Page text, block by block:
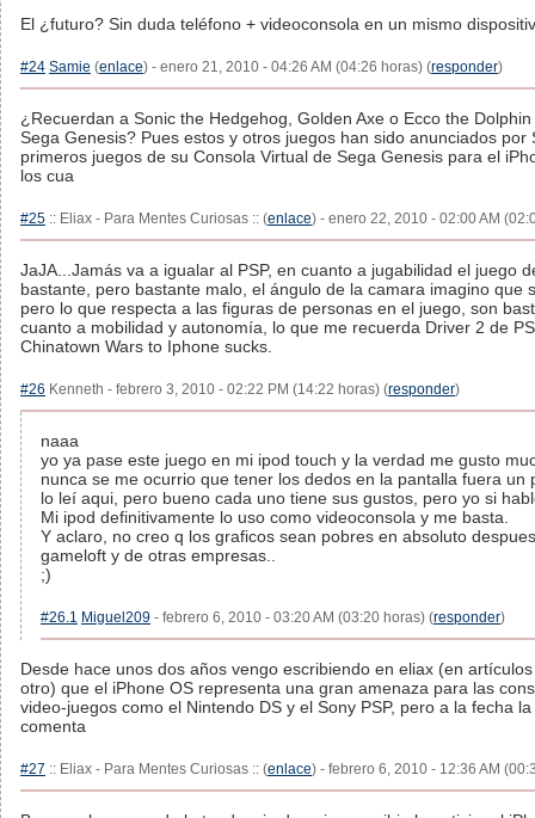
El ¿futuro? Sin duda teléfono + videoconsola en un mismo
#24 Samie (enlace) - enero 21, 2010 - 04:26 AM (04:26 horas) (responder)
¿Recuerdan a Sonic the Hedgehog, Golden Axe o Ecco the
Sega Genesis? Pues estos y otros juegos han sido anunciados por
primeros juegos de su Consola Virtual de Sega Genesis para el
los cua
#25 :: Eliax - Para Mentes Curiosas :: (enlace) - enero 22, 2010 - 02:00 AM
JaJA...Jamás va a igualar al PSP, en cuanto a jugabilidad el juego
bastante, pero bastante malo, el ángulo de la camara imagino que
pero lo que respecta a las figuras de personas en el juego, son
cuanto a mobilidad y autonomía, lo que me recuerda Driver 2 de
Chinatown Wars to Iphone sucks.
#26 Kenneth - febrero 3, 2010 - 02:22 PM (14:22 horas) (responder)
naaa
yo ya pase este juego en mi ipod touch y la verdad me gusto
nunca se me ocurrio que tener los dedos en la pantalla fuera un
lo leí aqui, pero bueno cada uno tiene sus gustos, pero yo si
Mi ipod definitivamente lo uso como videoconsola y me basta.
Y aclaro, no creo q los graficos sean pobres en absoluto
gameloft y de otras empresas..
;)
#26.1 Miguel209 - febrero 6, 2010 - 03:20 AM (03:20 horas) (responder)
Desde hace unos dos años vengo escribiendo en eliax (en
otro) que el iPhone OS representa una gran amenaza para las
video-juegos como el Nintendo DS y el Sony PSP, pero a la fecha
comenta
#27 :: Eliax - Para Mentes Curiosas :: (enlace) - febrero 6, 2010 - 12:36 AM